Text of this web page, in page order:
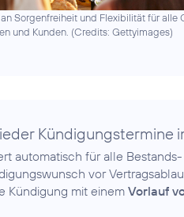
an Sorgenfreiheit und Flexibilität für alle
und Kunden. (Credits: Gettyimages)
Kündigungstermine
automatisch für alle
vor
Kündigung mit einem Vorlauf